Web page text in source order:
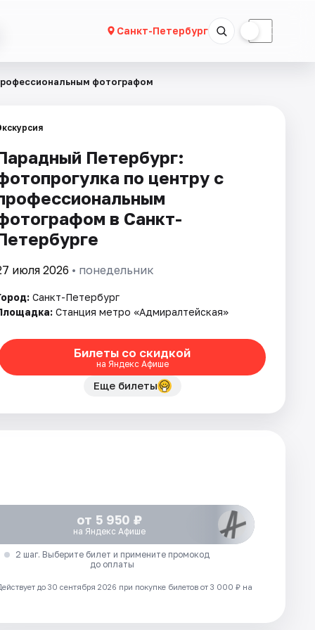
Санкт-Петербург ☾
фотографом
Петербург:
по центру с
в Санкт-
июля 2026 • понедельник
Санкт-Петербург
Станция метро «Адмиралтейская»
Билеты со скидкой
на Яндекс Афише
Еще билеты
от 5 950 ₽
на Яндекс Афише
2 шаг. Выберите билет и примените промокод
до оплаты
до 30 сентября 2026 при покупке билетов от 3 000 ₽ на